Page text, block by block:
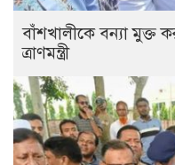
বাঁশখালীকে বন্যা মুক্ত
ত্রাণমন্ত্রী